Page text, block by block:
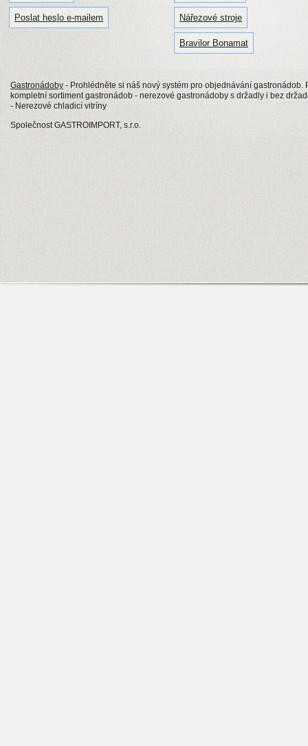
Poslat heslo e-mailem Nářezové stroje
Bravilor Bonamat
Gastronádoby - Prohlédněte si náš nový systém pro objednávání
kompletní sortiment gastronádob - nerezové gastronádoby s držadly i bez
- Nerezové chladicí vitríny
Společnost GASTROIMPORT, s.r.o.